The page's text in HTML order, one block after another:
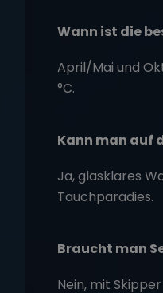
Wann ist die
April/Mai und
°C.
Kann man auf
Ja, glasklares
Tauchparadies.
Braucht man
Nein, mit